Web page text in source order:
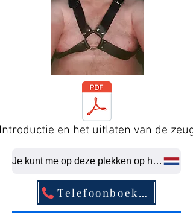
en het uitlaten van de zeug
Je kunt me op deze plekken op het laatste moment neuken.
Telefoonboekvermelding